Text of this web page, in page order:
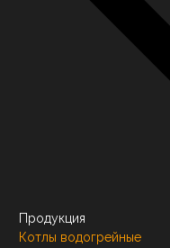
Продукция
Котлы водогрейные